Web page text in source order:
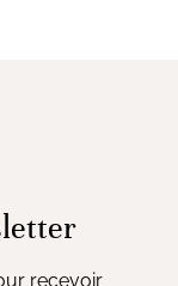
recevoir